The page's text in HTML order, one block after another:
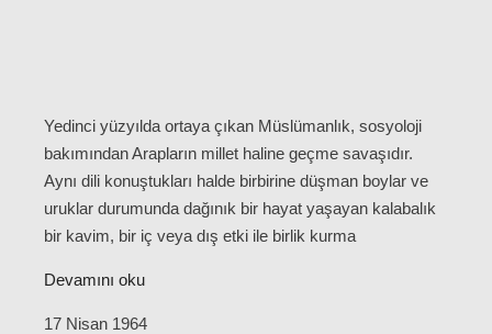
Yedinci yüzyılda ortaya çıkan Müslümanlık, sosyoloji
bakımından Arapların millet haline geçme savaşıdır.
Aynı dili konuştukları halde birbirine düşman boylar ve
uruklar durumunda dağınık bir hayat yaşayan kalabalık
bir kavim, bir iç veya dış etki ile birlik kurma
Devamını oku
17 Nisan 1964